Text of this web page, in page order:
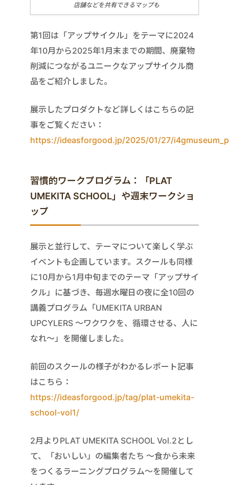
店舗などを共有できるマップも
第1回は「アップサイクル」をテーマに2024
年10月から2025年1月末までの期間、廃棄物
削減につながるユニークなアップサイクル商
品をご紹介しました。
展示したプロダクトなど詳しくはこちらの記
事をご覧ください：
https://ideasforgood.jp/2025/01/27/
習慣的ワークプログラム：「PLAT
UMEKITA SCHOOL」や週末ワークショ
ップ
展示と並行して、テーマについて楽しく学ぶ
イベントも企画しています。スクールも同様
に10月から1月中旬までのテーマ「アップサイ
クル」に基づき、毎週水曜日の夜に全10回の
講義プログラム「UMEKITA URBAN
UPCYLERS 〜ワクワクを、循環させる、人に
なれ〜」を開催しました。
前回のスクールの様子がわかるレポート記事
はこちら：
https://ideasforgood.jp/tag/plat-umekita-
school-vol1/
2月よりPLAT UMEKITA SCHOOL Vol.2とし
て、「おいしい」の編集者たち ～食から未来
をつくるラーニングプログラム～を開催して